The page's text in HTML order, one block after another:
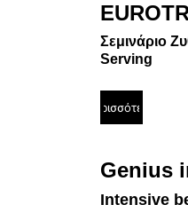
Σεμινάριο
Serving
Περισσότερα
Intensive
Genius